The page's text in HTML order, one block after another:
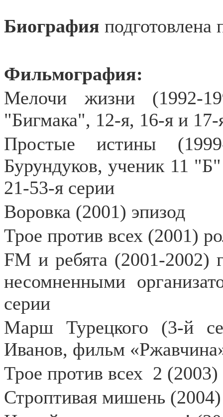
Биография
Фильмография:
Мелочи жизни (1992-
"Бигмака", 12-я, 16-я и 17-
Простые истины
Бурундуков, ученик 11
21-53-я серии
Воровка (2001) эпизод
Трое против всех (2001)
FМ и ребята (2001-2002)
несомненными
серии
Марш Турецкого (3-й
Иванов, фильм
Трое против всех 2
Строптивая мишень